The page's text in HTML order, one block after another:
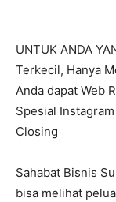
UNTUK ANDA
Terkecil, Hanya
Anda dapat Web
Spesial
Closing
Sahabat Bisnis
bisa melihat